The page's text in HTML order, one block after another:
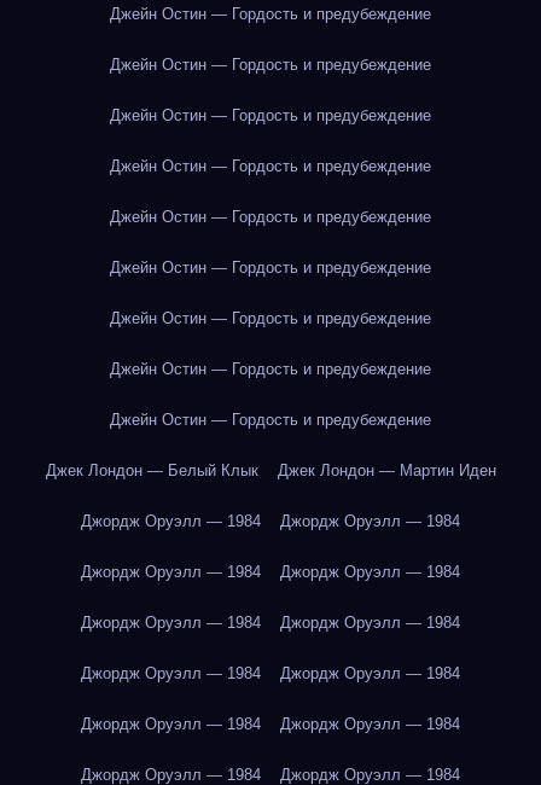
Джейн Остин — Гордость и предубеждение
Джейн Остин — Гордость и предубеждение
Джейн Остин — Гордость и предубеждение
Джейн Остин — Гордость и предубеждение
Джейн Остин — Гордость и предубеждение
Джейн Остин — Гордость и предубеждение
Джейн Остин — Гордость и предубеждение
Джейн Остин — Гордость и предубеждение
Джейн Остин — Гордость и предубеждение
Джек Лондон — Белый Клык Джек Лондон — Мартин Иден
Джордж Оруэлл — 1984 Джордж Оруэлл — 1984
Джордж Оруэлл — 1984 Джордж Оруэлл — 1984
Джордж Оруэлл — 1984 Джордж Оруэлл — 1984
Джордж Оруэлл — 1984 Джордж Оруэлл — 1984
Джордж Оруэлл — 1984 Джордж Оруэлл — 1984
Джордж Оруэлл — 1984 Джордж Оруэлл — 1984